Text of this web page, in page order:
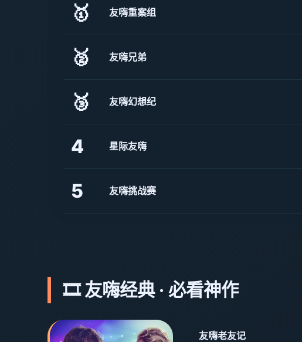
🥇 友嗨重案组
🥈 友嗨兄弟
🥉 友嗨幻想纪
4 星际友嗨
5 友嗨挑战赛
🎞️ 友嗨经典 · 必看神作
友嗨老友记